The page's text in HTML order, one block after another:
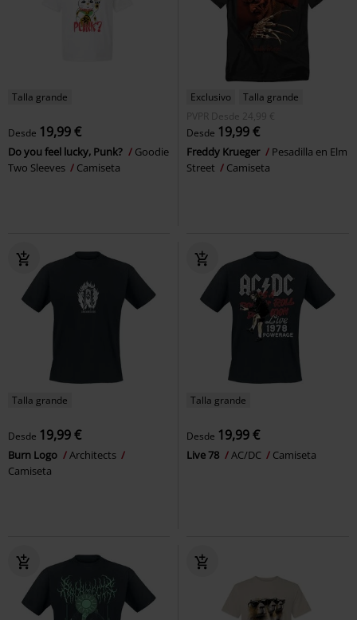
Talla grande
Desde 19,99 €
Do you feel lucky, Punk?
Goodie
Two Sleeves
Camiseta
Exclusivo
Talla grande
PVPR
Desde 24,99 €
Desde 19,99 €
Freddy Krueger
Pesadilla en Elm
Street
Camiseta
Talla grande
Desde 19,99 €
Burn Logo
Architects
Camiseta
Talla grande
Desde 19,99 €
Live 78 AC/DC Camiseta